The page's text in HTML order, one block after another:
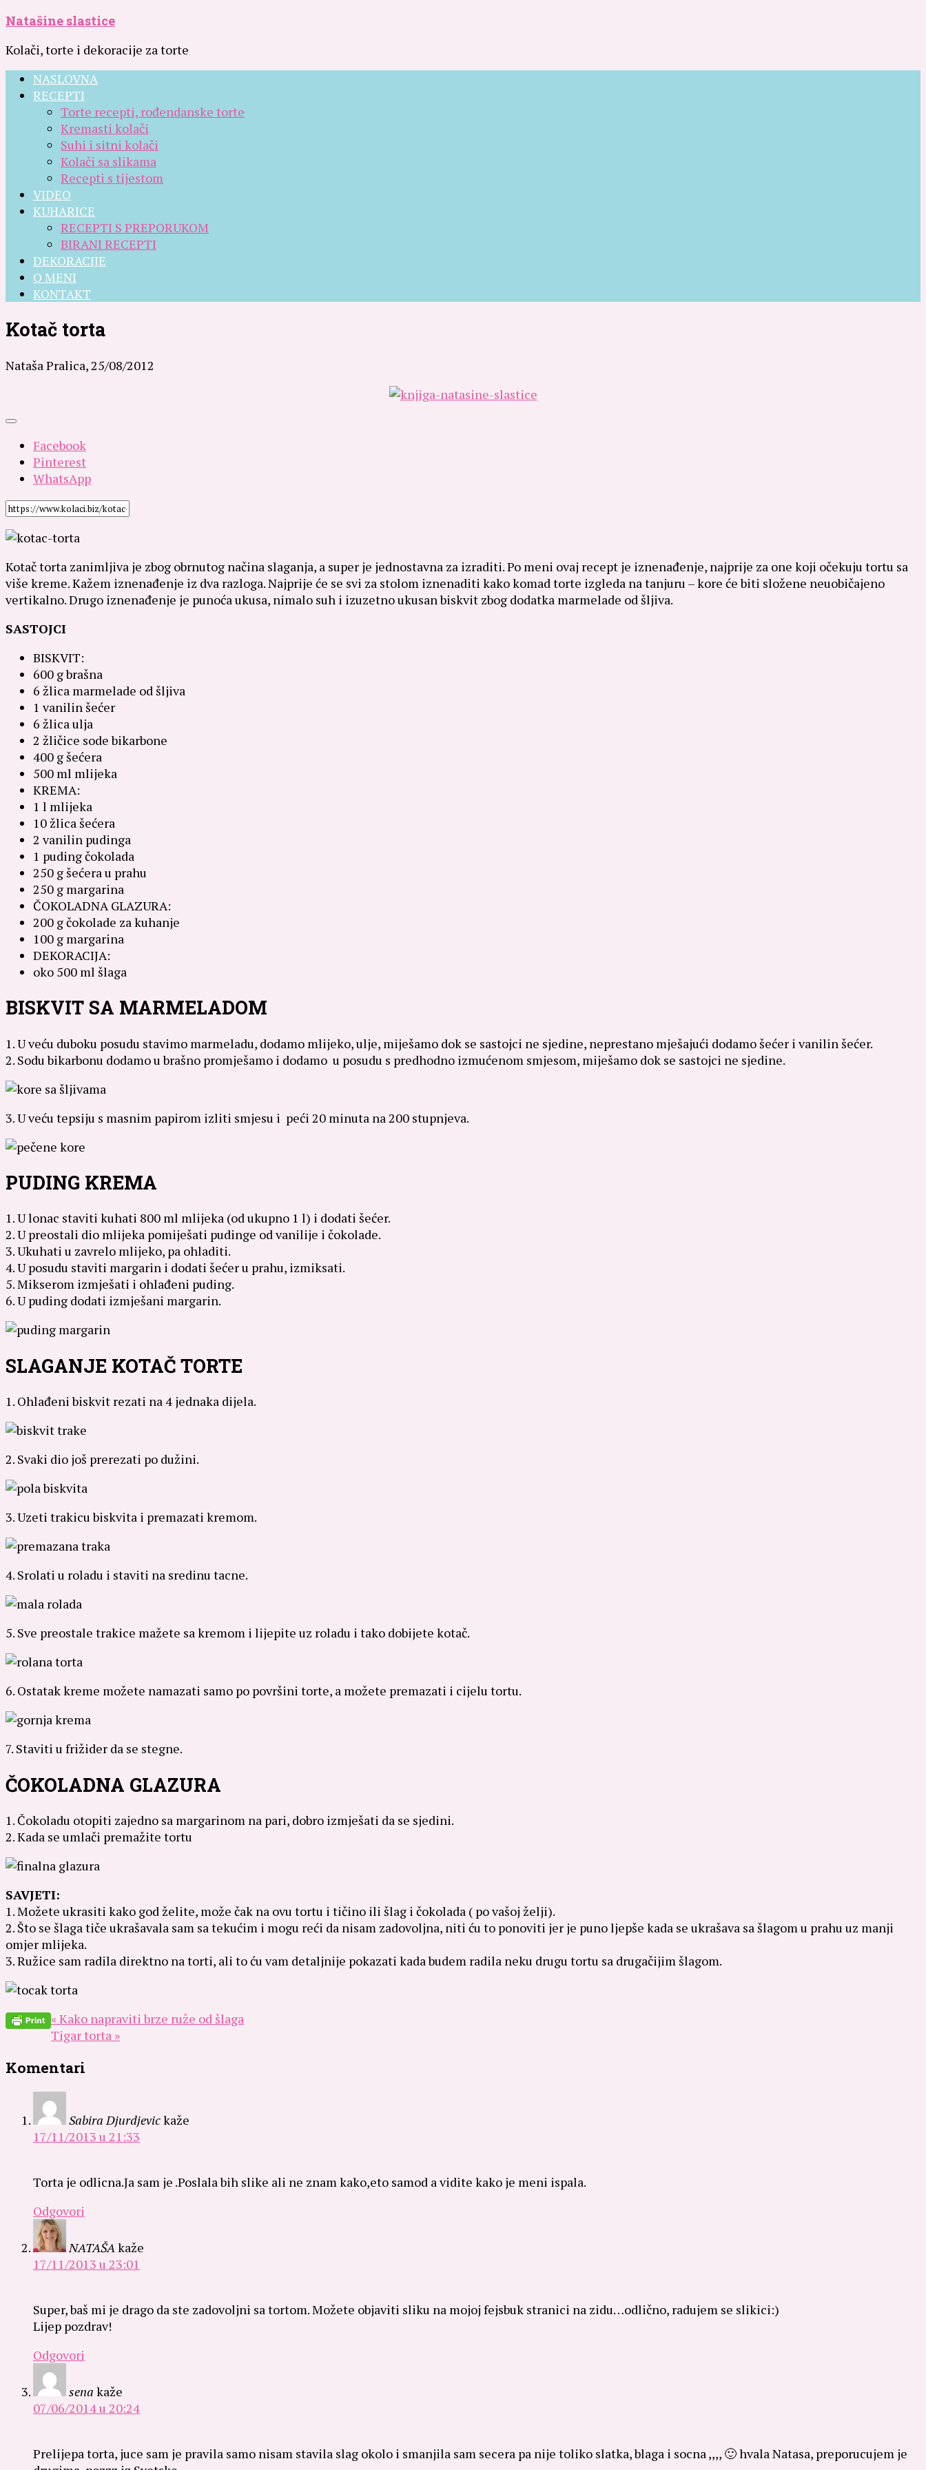
Natašine slastice
Kolači, torte i dekoracije za torte
NASLOVNA
RECEPTI
Torte recepti, rođendanske torte
Kremasti kolači
Suhi i sitni kolači
Kolači sa slikama
Recepti s tijestom
VIDEO
KUHARICE
RECEPTI S PREPORUKOM
BIRANI RECEPTI
DEKORACIJE
O MENI
KONTAKT
Kotač torta
Nataša Pralica,25/08/2012
Facebook
Pinterest
WhatsApp
Kotač torta zanimljiva je zbog obrnutog načina slaganja, a super je jednostavna za izraditi. Po meni ovaj recept je iznenađenje, najprije za one koji očekuju tortu sa
više kreme. Kažem iznenađenje iz dva razloga. Najprije će se svi za stolom iznenaditi kako komad torte izgleda na tanjuru – kore će biti složene neuobičajeno
vertikalno. Drugo iznenađenje je punoća ukusa, nimalo suh i izuzetno ukusan biskvit zbog dodatka marmelade od šljiva.
SASTOJCI
BISKVIT:
600 g brašna
6 žlica marmelade od šljiva
1 vanilin šećer
6 žlica ulja
2 žličice sode bikarbone
400 g šećera
500 ml mlijeka
KREMA:
1 l mlijeka
10 žlica šećera
2 vanilin pudinga
1 puding čokolada
250 g šećera u prahu
250 g margarina
ČOKOLADNA GLAZURA:
200 g čokolade za kuhanje
100 g margarina
DEKORACIJA:
oko 500 ml šlaga
BISKVIT SA MARMELADOM
1. U veću duboku posudu stavimo marmeladu, dodamo mlijeko, ulje, miješamo dok se sastojci ne sjedine, neprestano mješajući dodamo šećer i vanilin šećer.
2. Sodu bikarbonu dodamo u brašno promješamo i dodamo u posudu s predhodno izmućenom smjesom, miješamo dok se sastojci ne sjedine.
3. U veću tepsiju s masnim papirom izliti smjesu i peći 20 minuta na 200 stupnjeva.
PUDING KREMA
1. U lonac staviti kuhati 800 ml mlijeka (od ukupno 1 l) i dodati šećer.
2. U preostali dio mlijeka pomiješati pudinge od vanilije i čokolade.
3. Ukuhati u zavrelo mlijeko, pa ohladiti.
4. U posudu staviti margarin i dodati šećer u prahu, izmiksati.
5. Mikserom izmješati i ohlađeni puding.
6. U puding dodati izmješani margarin.
SLAGANJE KOTAČ TORTE
1. Ohlađeni biskvit rezati na 4 jednaka dijela.
2. Svaki dio još prerezati po dužini.
3. Uzeti trakicu biskvita i premazati kremom.
4. Srolati u roladu i staviti na sredinu tacne.
5. Sve preostale trakice mažete sa kremom i lijepite uz roladu i tako dobijete kotač.
6. Ostatak kreme možete namazati samo po površini torte, a možete premazati i cijelu tortu.
7. Staviti u frižider da se stegne.
ČOKOLADNA GLAZURA
1. Čokoladu otopiti zajedno sa margarinom na pari, dobro izmješati da se sjedini.
2. Kada se umlači premažite tortu
SAVJETI:
1. Možete ukrasiti kako god želite, može čak na ovu tortu i tičino ili šlag i čokolada ( po vašoj želji).
2. Što se šlaga tiče ukrašavala sam sa tekućim i mogu reći da nisam zadovoljna, niti ću to ponoviti jer je puno ljepše kada se ukrašava sa šlagom u prahu uz manji
omjer mlijeka.
3. Ružice sam radila direktno na torti, ali to ću vam detaljnije pokazati kada budem radila neku drugu tortu sa drugačijim šlagom.
« Kako napraviti brze ruže od šlaga
Tigar torta »
Komentari
Sabira Djurdjevickaže
17/11/2013 u 21:33
Torta je odlicna.Ja sam je .Poslala bih slike ali ne znam kako,eto samod a vidite kako je meni ispala.
Odgovori
NATAŠAkaže
17/11/2013 u 23:01
Super, baš mi je drago da ste zadovoljni sa tortom. Možete objaviti sliku na mojoj fejsbuk stranici na zidu…odlično, radujem se slikici:)
Lijep pozdrav!
Odgovori
sena kaže
07/06/2014 u 20:24
Prelijepa torta, juce sam je pravila samo nisam stavila slag okolo i smanjila sam secera pa nije toliko slatka, blaga i socna ,,,, 🙂 hvala Natasa, preporucujem je